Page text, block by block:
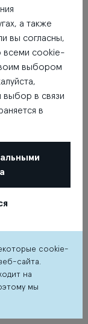
– ВИДЕТЬ и
не
быть
а также
вы согласны,
всеми cookie-
выбором
выбор в связи
в
cookie-
сайта.
на
мы